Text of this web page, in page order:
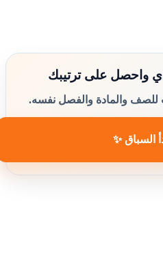
واحصل على ترتيبك
للصف والمادة والفصل نفسه.
السباق ✨